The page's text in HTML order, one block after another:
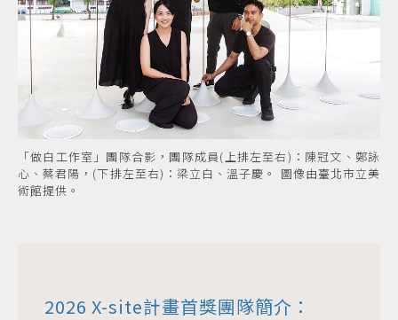
「做白工作室」團隊合影，團隊成員(上排左至右)：陳冠文、鄭詠
心、蔡君陽，(下排左至右)：梁立白、溫子慶。 圖像由臺北市立美
術館提供。
2026 X-site計畫首獎團隊簡介：